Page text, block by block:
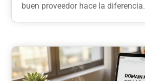
buen proveedor hace la diferencia.